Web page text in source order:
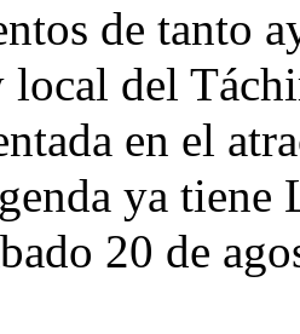
de tanto
del
en el
ya tiene
20 de